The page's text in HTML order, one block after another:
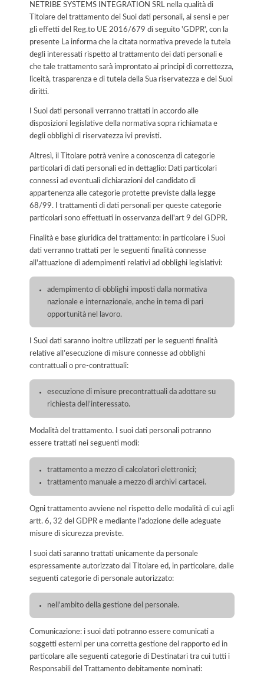
NETRIBE SYSTEMS INTEGRATION SRL nella qualità di
Titolare del trattamento dei Suoi dati personali, ai sensi e per
gli effetti del Reg.to UE 2016/679 di seguito 'GDPR', con la
presente La informa che la citata normativa prevede la tutela
degli interessati rispetto al trattamento dei dati personali e
che tale trattamento sarà improntato ai principi di correttezza,
liceità, trasparenza e di tutela della Sua riservatezza e dei Suoi
diritti.
I Suoi dati personali verranno trattati in accordo alle
disposizioni legislative della normativa sopra richiamata e
degli obblighi di riservatezza ivi previsti.
Altresì, il Titolare potrà venire a conoscenza di categorie
particolari di dati personali ed in dettaglio: Dati particolari
connessi ad eventuali dichiarazioni del candidato di
appartenenza alle categorie protette previste dalla legge
68/99. I trattamenti di dati personali per queste categorie
particolari sono effettuati in osservanza dell'art 9 del GDPR.
Finalità e base giuridica del trattamento: in particolare i Suoi
dati verranno trattati per le seguenti finalità connesse
all'attuazione di adempimenti relativi ad obblighi legislativi:
adempimento di obblighi imposti dalla normativa
nazionale e internazionale, anche in tema di pari
opportunità nel lavoro.
I Suoi dati saranno inoltre utilizzati per le seguenti finalità
relative all’esecuzione di misure connesse ad obblighi
contrattuali o pre-contrattuali:
esecuzione di misure precontrattuali da adottare su
richiesta dell’interessato.
Modalità del trattamento. I suoi dati personali potranno
essere trattati nei seguenti modi:
trattamento a mezzo di calcolatori elettronici;
trattamento manuale a mezzo di archivi cartacei.
Ogni trattamento avviene nel rispetto delle modalità di cui agli
artt. 6, 32 del GDPR e mediante l'adozione delle adeguate
misure di sicurezza previste.
I suoi dati saranno trattati unicamente da personale
espressamente autorizzato dal Titolare ed, in particolare, dalle
seguenti categorie di personale autorizzato:
nell'ambito della gestione del personale.
Comunicazione: i suoi dati potranno essere comunicati a
soggetti esterni per una corretta gestione del rapporto ed in
particolare alle seguenti categorie di Destinatari tra cui tutti i
Responsabili del Trattamento debitamente nominati: